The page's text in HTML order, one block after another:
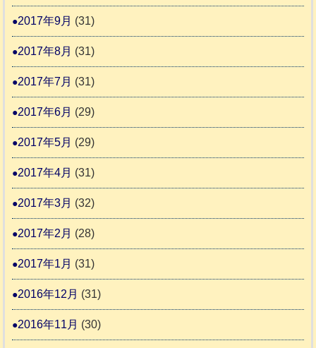
2017年9月 (31)
2017年8月 (31)
2017年7月 (31)
2017年6月 (29)
2017年5月 (29)
2017年4月 (31)
2017年3月 (32)
2017年2月 (28)
2017年1月 (31)
2016年12月 (31)
2016年11月 (30)